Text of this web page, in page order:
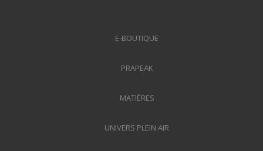
E-BOUTIQUE
PRAPEAK
MATIÈRES
UNIVERS PLEIN AIR